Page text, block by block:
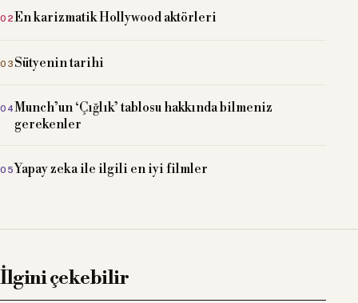
En karizmatik Hollywood aktörleri
Sütyenin tarihi
Munch’un ‘Çığlık’ tablosu hakkında bilmeniz
gerekenler
Yapay zeka ile ilgili en iyi filmler
İlgini çekebilir